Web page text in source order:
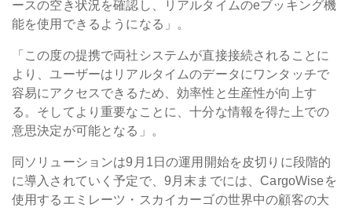
ースの空き状況を確認し、リアルタイムのeブッキング機
能を使用できるようになる」。
「この度の提携で両社システムが直接接続されることに
より、ユーザーはリアルタイムのデータにワンタッチで
容易にアクセスできるため、効率性と生産性が向上す
る。そしてより重要なことに、十分な情報を得た上での
意思決定が可能となる」。
同ソリューションは9月1日の運用開始を皮切りに段階的
に導入されていく予定で、9月末までには、CargoWiseを
使用するエミレーツ・スカイカーゴの世界中の顧客の大